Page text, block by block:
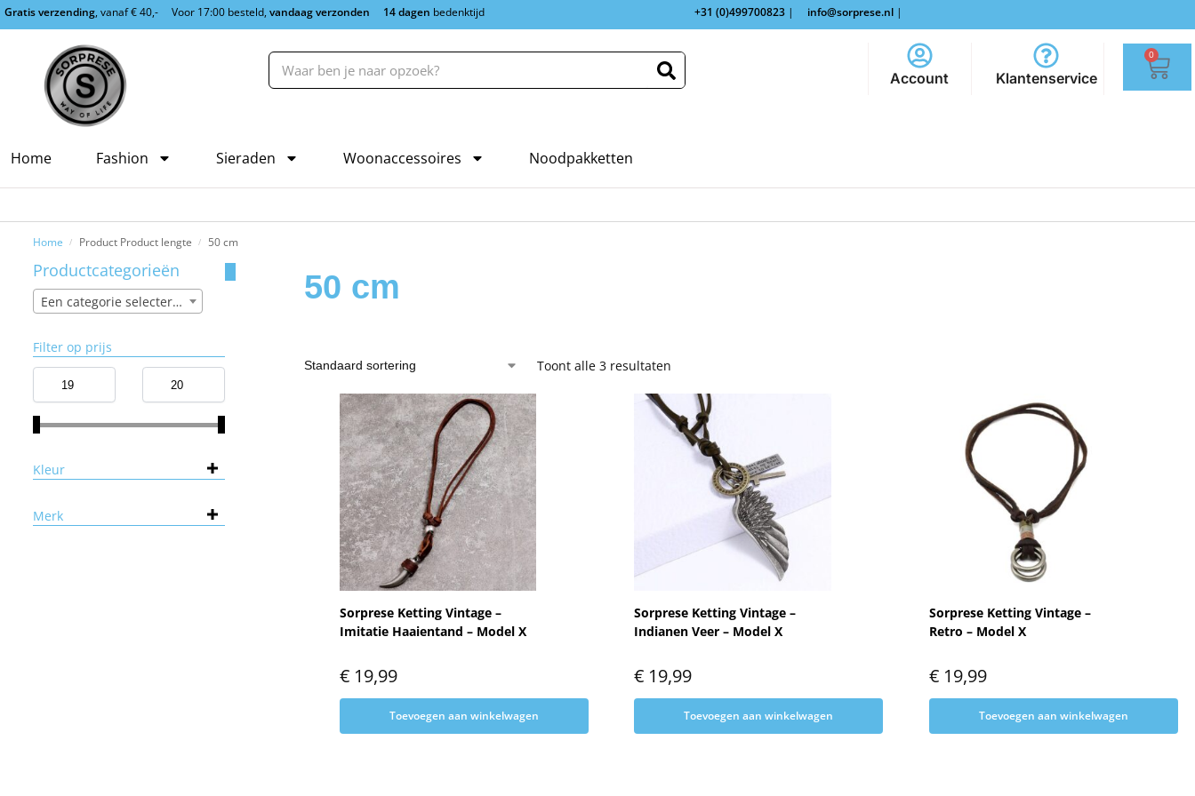
Gratis verzending, vanaf € 40,- Voor 17:00 besteld,vandaag verzonden 14 dagen bedenktijd +31 (0)499700823 | info@sorprese.nl |
Account Klantenservice
0
Home Fashion Sieraden Woonaccessoires Noodpakketten
Home / Product Product lengte / 50 cm
50 cm
Toont alle 3 resultaten
Sorprese Ketting Vintage –
Imitatie Haaientand – Model X
€19,99
Toevoegen aan winkelwagen
Sorprese Ketting Vintage –
Indianen Veer – Model X
€ 19,99
Toevoegen aan winkelwagen
Sorprese Ketting Vintage –
Retro – Model X
€19,99
Toevoegen aan winkelwagen
Productcategorieën
Een categorie selecteren
Filter op prijs
Kleur
Merk